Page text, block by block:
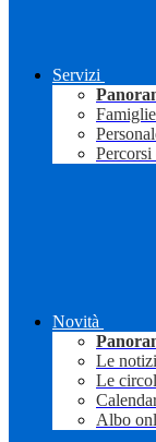
Servizi
Novità
Le
Le
Albo